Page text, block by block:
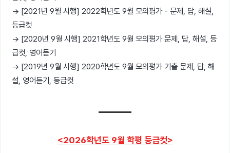
→ [2021년 9월 시행] 2022학년도 9월 모의평가 - 문제, 답, 해설,
등급컷
→ [2020년 9월 시행] 2021학년도 9월 모의평가 문제, 답, 해설, 등
급컷, 영어듣기
→ [2019년 9월 시행] 2020학년도 9월 모의평가 기출 문제, 답, 해
설, 영어듣기, 등급컷
<2026학년도 9월 학평 등급컷>